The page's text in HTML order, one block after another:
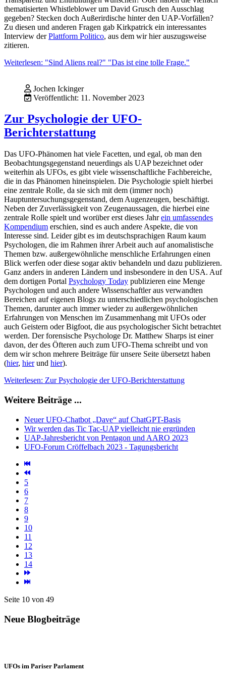
thematisierten Whistleblower um David Grusch den Ausschlag
gegeben? Stecken doch Außerirdische hinter den UAP-Vorfällen?
Zu diesen und anderen Fragen gab Kirkpatrick ein interessantes
Interview derPlattform Politico, aus dem wir hier auszugsweise
zitieren.
Weiterlesen: "Sind Aliens real?" "Das ist eine tolle Frage."
Jochen Ickinger
Veröffentlicht: 11. November 2023
Zur Psychologie der UFO-
Berichterstattung
Das UFO-Phänomen hat viele Facetten, und egal, ob man den
Beobachtungsgegenstand neuerdings als UAP bezeichnet oder
weiterhin als UFOs, es gibt viele wissenschaftliche Fachbereiche,
die in das Phänomen hineinspielen. Die Psychologie spielt hierbei
eine zentrale Rolle, da sie sich mit dem (immer noch)
Hauptuntersuchungsgegenstand, dem Augenzeugen, beschäftigt.
Neben der Zuverlässigkeit von Zeugenaussagen, die hierbei eine
zentrale Rolle spielt und worüber erst dieses Jahrein umfassendes
Kompendium erschien, sind es auch andere Aspekte, die von
Interesse sind. Leider gibt es im deutschsprachigen Raum kaum
Psychologen, die im Rahmen ihrer Arbeit auch auf anomalistische
Themen bzw. außergewöhnliche menschliche Erfahrungen einen
Blick werfen oder diese sogar aktiv behandeln und dazu publizieren.
Ganz anders in anderen Ländern und insbesondere in den USA. Auf
dem dortigen Portal Psychology Today publizieren eine Menge
Psychologen und auch andere Wissenschaftler aus verwandten
Bereichen auf eigenen Blogs zu unterschiedlichen psychologischen
Themen, darunter auch immer wieder zu außergewöhnlichen
Erfahrungen von Menschen im Zusammenhang mit UFOs oder
auch Geistern oder Bigfoot, die aus psychologischer Sicht betrachtet
werden. Der forensische Psychologe Dr. Matthew Sharps ist einer
davon, der des Öfteren auch zum UFO-Thema schreibt und von
dem wir schon mehrere Beiträge für unsere Seite übersetzt haben
(hier, hierund hier).
Weiterlesen: Zur Psychologie der UFO-Berichterstattung
Weitere Beiträge ...
Neuer UFO-Chatbot „Dave“ auf ChatGPT-Basis
Wir werden das Tic Tac-UAP vielleicht nie ergründen
UAP-Jahresbericht von Pentagon und AARO 2023
UFO-Forum Cröffelbach 2023 - Tagungsbericht
5
6
7
8
9
10
11
12
13
14
Seite 10 von 49
Neue Blogbeiträge
UFOs im Pariser Parlament